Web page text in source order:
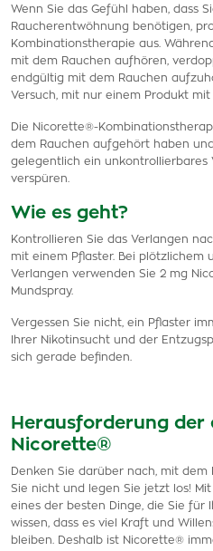
Wenn Sie das Gefühl haben, dass
Raucherentwöhnung benötigen,
Kombinationstherapie aus.
mit dem Rauchen aufhören,
endgültig mit dem Rauchen
Versuch, mit nur einem Produkt
Die Nicorette®-
dem Rauchen aufgehört haben
gelegentlich ein unkontrollierbares
verspüren.
Wie es geht?
Kontrollieren Sie das Verlangen
mit einem Pflaster. Bei plötzlichem
Verlangen verwenden Sie 2 mg
Mundspray.
Vergessen Sie nicht, ein Pflaster
Ihrer Nikotinsucht und der
sich gerade befinden.
Herausforderung der
Nicorette®
Denken Sie darüber nach, mit
Sie nicht und legen Sie jetzt los!
eines der besten Dinge, die Sie für
wissen, dass es viel Kraft und
bleiben. Deshalb ist Nicorette®